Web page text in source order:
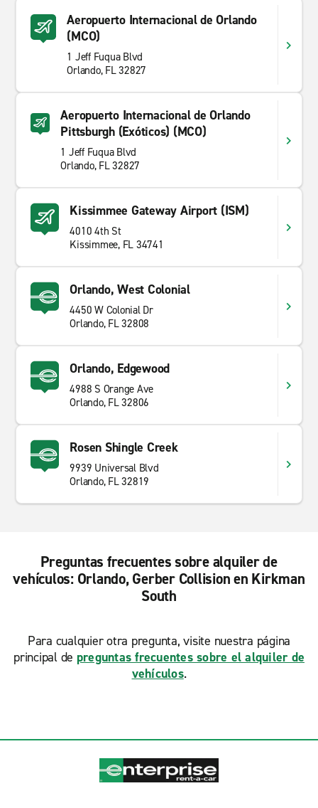
Aeropuerto Internacional de Orlando
(MCO)
1 Jeff Fuqua Blvd
Orlando, FL 32827
Aeropuerto Internacional de Orlando
Pittsburgh (Exóticos) (MCO)
1 Jeff Fuqua Blvd
Orlando, FL 32827
Kissimmee Gateway Airport (ISM)
4010 4th St
Kissimmee, FL 34741
Orlando, West Colonial
4450 W Colonial Dr
Orlando, FL 32808
Orlando, Edgewood
4988 S Orange Ave
Orlando, FL 32806
Rosen Shingle Creek
9939 Universal Blvd
Orlando, FL 32819
Preguntas frecuentes sobre alquiler de
vehículos: Orlando, Gerber Collision en Kirkman
South
Para cualquier otra pregunta, visite nuestra página
principal de preguntas frecuentes sobre el alquiler de
vehículos.